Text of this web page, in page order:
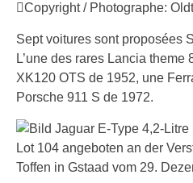
Copyright / Photographe:
Sept voitures sont proposées
L’une des rares Lancia
XK120 OTS de 1952, une
Porsche 911 S de 1972.